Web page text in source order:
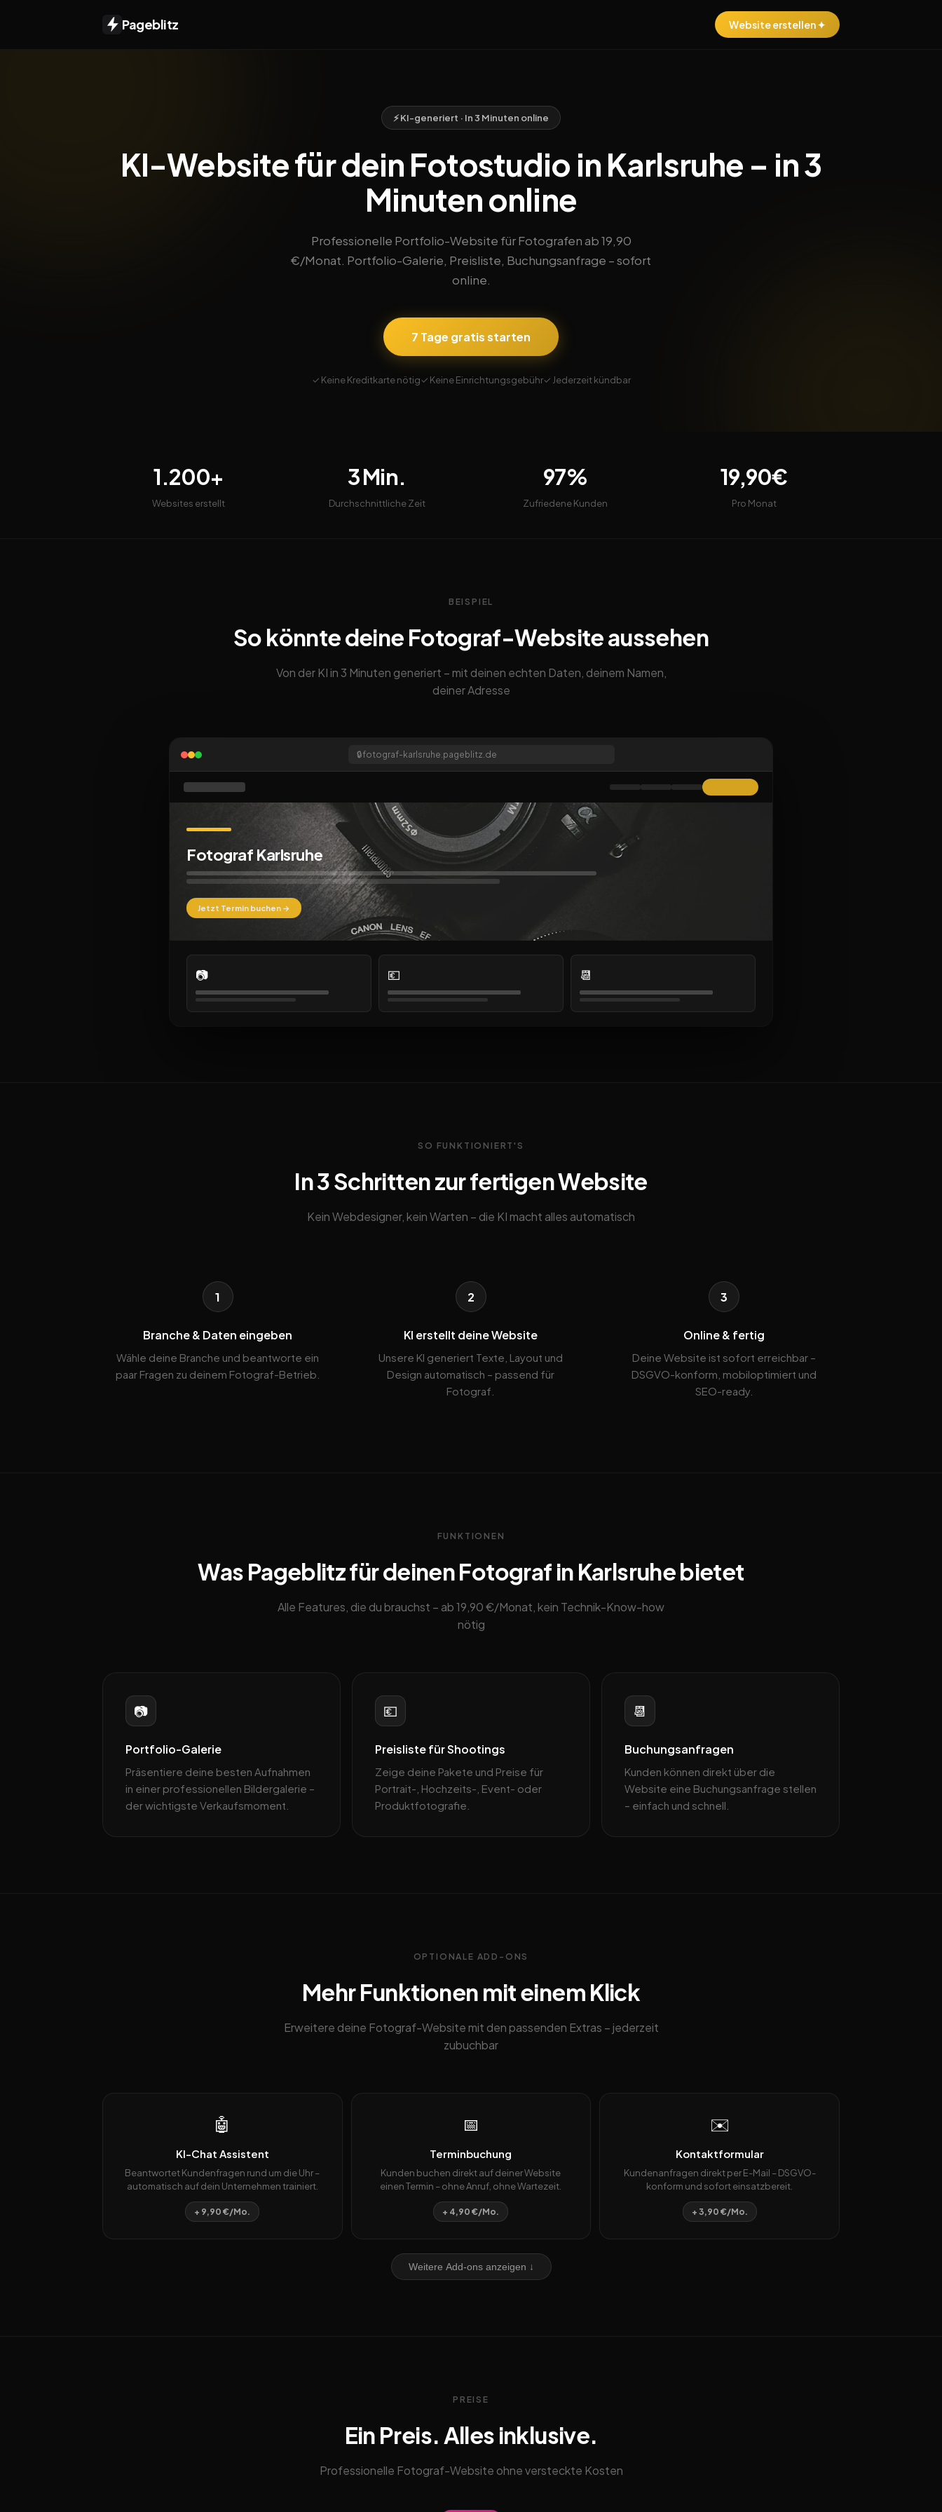
Pageblitz Website erstellen ✦
⚡ KI-generiert · In 3 Minuten online
KI-Website für dein Fotostudio in Karlsruhe – in 3
Minuten online
Professionelle Portfolio-Website für Fotografen ab 19,90
€/Monat. Portfolio-Galerie, Preisliste, Buchungsanfrage – sofort
online.
7 Tage gratis starten
✓ Keine Kreditkarte nötig✓ Keine Einrichtungsgebühr✓ Jederzeit kündbar
1.200+
Websites erstellt
3 Min.
Durchschnittliche Zeit
97%
Zufriedene Kunden
19,90€
Pro Monat
BEISPIEL
So könnte deine Fotograf-Website aussehen
Von der KI in 3 Minuten generiert – mit deinen echten Daten, deinem Namen,
deiner Adresse
🔒fotograf-karlsruhe.pageblitz.de
Fotograf Karlsruhe
Jetzt Termin buchen →
📷 💶 📆
SO FUNKTIONIERT'S
In 3 Schritten zur fertigen Website
Kein Webdesigner, kein Warten – die KI macht alles automatisch
1
Branche & Daten eingeben
Wähle deine Branche und beantworte ein
paar Fragen zu deinem Fotograf-Betrieb.
2
KI erstellt deine Website
Unsere KI generiert Texte, Layout und
Design automatisch – passend für
Fotograf.
3
Online & fertig
Deine Website ist sofort erreichbar –
DSGVO-konform, mobiloptimiert und
SEO-ready.
FUNKTIONEN
Was Pageblitz für deinen Fotograf in Karlsruhe bietet
Alle Features, die du brauchst – ab 19,90 €/Monat, kein Technik-Know-how
nötig
📷
Portfolio-Galerie
Präsentiere deine besten Aufnahmen
in einer professionellen Bildergalerie –
der wichtigste Verkaufsmoment.
💶
Preisliste für Shootings
Zeige deine Pakete und Preise für
Portrait-, Hochzeits-, Event- oder
Produktfotografie.
📆
Buchungsanfragen
Kunden können direkt über die
Website eine Buchungsanfrage stellen
– einfach und schnell.
OPTIONALE ADD-ONS
Mehr Funktionen mit einem Klick
Erweitere deine Fotograf-Website mit den passenden Extras – jederzeit
zubuchbar
🤖
KI-Chat Assistent
Beantwortet Kundenfragen rund um die Uhr –
automatisch auf dein Unternehmen trainiert.
+ 9,90 €/Mo.
📅
Terminbuchung
Kunden buchen direkt auf deiner Website
einen Termin – ohne Anruf, ohne Wartezeit.
+ 4,90 €/Mo.
✉️
Kontaktformular
Kundenanfragen direkt per E-Mail – DSGVO-
konform und sofort einsatzbereit.
+ 3,90 €/Mo.
Weitere Add-ons anzeigen ↓
PREISE
Ein Preis. Alles inklusive.
Professionelle Fotograf-Website ohne versteckte Kosten